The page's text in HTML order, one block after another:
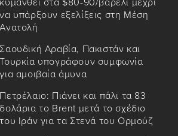
κυμανθεί στα $80-90/βαρέλι μέχρι
να υπάρξουν εξελίξεις στη Μέση
Ανατολή
Σαουδική Αραβία, Πακιστάν και
Τουρκία υπογράφουν συμφωνία
για αμοιβαία άμυνα
Πετρέλαιο: Πιάνει και πάλι τα 83
δολάρια το Brent μετά το σχέδιο
του Ιράν για τα Στενά του Ορμούζ